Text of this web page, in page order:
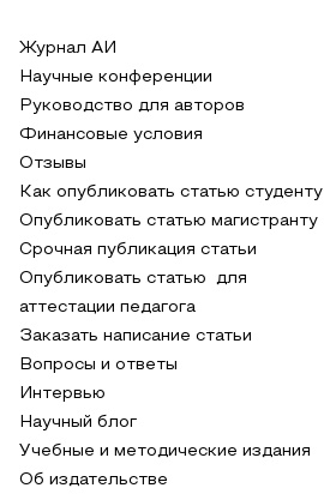
Журнал АИ
Научные конференции
Руководство для авторов
Финансовые условия
Отзывы
Как опубликовать статью студенту
Опубликовать статью магистранту
Срочная публикация статьи
Опубликовать статью для
аттестации педагога
Заказать написание статьи
Вопросы и ответы
Интервью
Научный блог
Учебные и методические издания
Об издательстве